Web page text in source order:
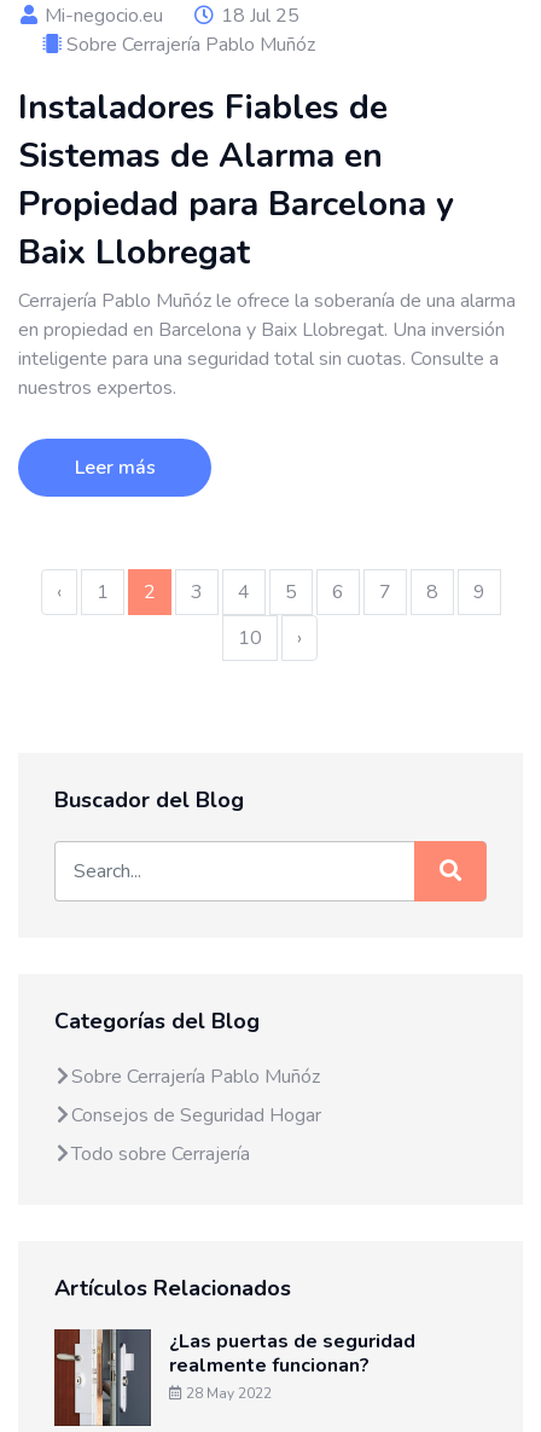
Mi-negocio.eu
18 Jul 25
Sobre Cerrajería Pablo Muñóz
Instaladores Fiables de
Sistemas de Alarma en
Propiedad para Barcelona y
Baix Llobregat
Cerrajería Pablo Muñóz le ofrece la soberanía de una alarma
en propiedad en Barcelona y Baix Llobregat. Una inversión
inteligente para una seguridad total sin cuotas. Consulte a
nuestros expertos.
Leer más
‹ 1 2 3 4 5 6 7 8
9
10
›
Buscador del Blog
Categorías del Blog
Sobre Cerrajería Pablo Muñóz
Consejos de Seguridad Hogar
Todo sobre Cerrajería
Artículos Relacionados
¿Las puertas de seguridad
realmente funcionan?
28 May 2022